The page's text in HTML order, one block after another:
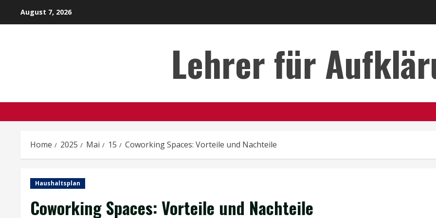
August 7, 2026
Lehrer für
Home 2025 Mai 15 Coworking Spaces: Vorteile und Nachteile
Haushaltsplan
Coworking Spaces: Vorteile und Nachteile